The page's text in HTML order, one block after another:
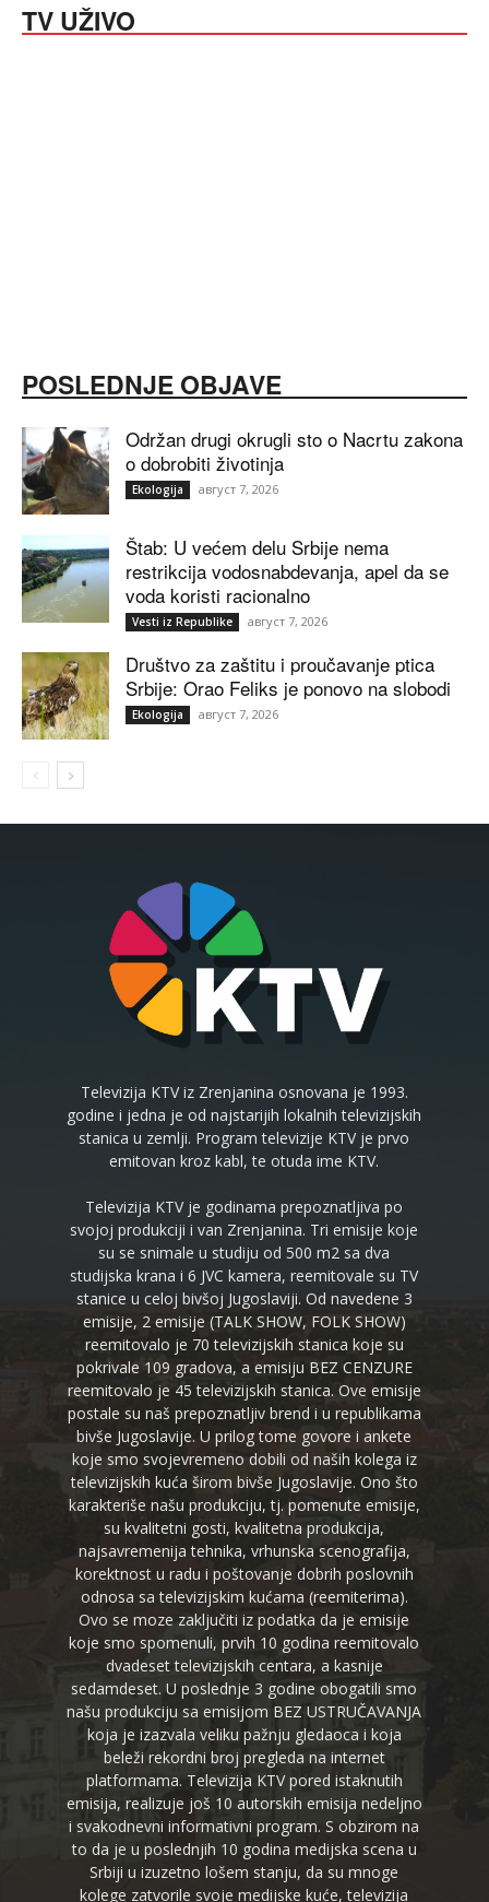
TV UŽIVO
POSLEDNJE OBJAVE
Održan drugi okrugli sto o Nacrtu zakona
o dobrobiti životinja
Ekologija август 7, 2026
Štab: U većem delu Srbije nema
restrikcija vodosnabdevanja, apel da se
voda koristi racionalno
Vesti iz Republike август 7, 2026
Društvo za zaštitu i proučavanje ptica
Srbije: Orao Feliks je ponovo na slobodi
Ekologija август 7, 2026
Televizija KTV iz Zrenjanina osnovana je 1993.
godine i jedna je od najstarijih lokalnih televizijskih
stanica u zemlji. Program televizije KTV je prvo
emitovan kroz kabl, te otuda ime KTV.
Televizija KTV je godinama prepoznatljiva po
svojoj produkciji i van Zrenjanina. Tri emisije koje
su se snimale u studiju od 500 m2 sa dva
studijska krana i 6 JVC kamera, reemitovale su TV
stanice u celoj bivšoj Jugoslaviji. Od navedene 3
emisije, 2 emisije (TALK SHOW, FOLK SHOW)
reemitovalo je 70 televizijskih stanica koje su
pokrivale 109 gradova, a emisiju BEZ CENZURE
reemitovalo je 45 televizijskih stanica. Ove emisije
postale su naš prepoznatljiv brend i u republikama
bivše Jugoslavije. U prilog tome govore i ankete
koje smo svojevremeno dobili od naših kolega iz
televizijskih kuća širom bivše Jugoslavije. Ono što
karakteriše našu produkciju, tj. pomenute emisije,
su kvalitetni gosti, kvalitetna produkcija,
najsavremenija tehnika, vrhunska scenografija,
korektnost u radu i poštovanje dobrih poslovnih
odnosa sa televizijskim kućama (reemiterima).
Ovo se moze zaključiti iz podatka da je emisije
koje smo spomenuli, prvih 10 godina reemitovalo
dvadeset televizijskih centara, a kasnije
sedamdeset. U poslednje 3 godine obogatili smo
našu produkciju sa emisijom BEZ USTRUČAVANJA
koja je izazvala veliku pažnju gledaoca i koja
beleži rekordni broj pregleda na internet
platformama. Televizija KTV pored istaknutih
emisija, realizuje još 10 autorskih emisija nedeljno
i svakodnevni informativni program. S obzirom na
to da je u poslednjih 10 godina medijska scena u
Srbiji u izuzetno lošem stanju, da su mnoge
kolege zatvorile svoje medijske kuće, televizija